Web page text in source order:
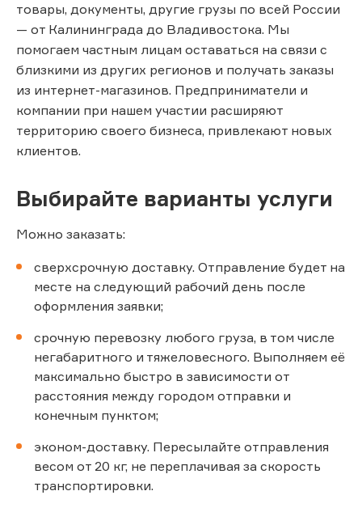
товары, документы, другие грузы по всей России
— от Калининграда до Владивостока. Мы
помогаем частным лицам оставаться на связи с
близкими из других регионов и получать заказы
из интернет-магазинов. Предприниматели и
компании при нашем участии расширяют
территорию своего бизнеса, привлекают новых
клиентов.
Выбирайте варианты услуги
Можно заказать:
сверхсрочную доставку. Отправление будет на
месте на следующий рабочий день после
оформления заявки;
срочную перевозку любого груза, в том числе
негабаритного и тяжеловесного. Выполняем её
максимально быстро в зависимости от
расстояния между городом отправки и
конечным пунктом;
эконом-доставку. Пересылайте отправления
весом от 20 кг, не переплачивая за скорость
транспортировки.